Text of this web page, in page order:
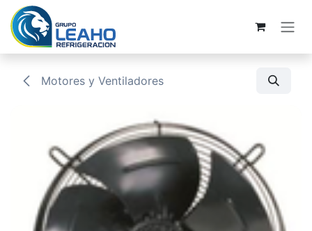
Ir al contenido
Motores y Ventiladores